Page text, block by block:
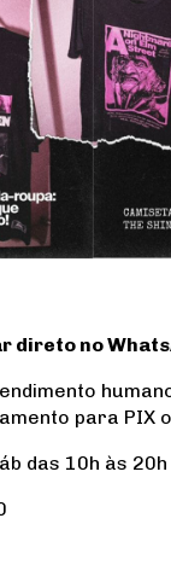
direto no
para PIX
das 10h às